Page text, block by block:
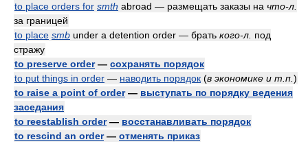
to place orders for smth abroad — размещать заказы на что-л.
за границей
to place smb under a detention order — брать кого-л. под
стражу
to preserve order— сохранять порядок
to put things in order — наводить порядок (в экономике и т.п. )
to raise a point of order— выступать по порядку ведения
заседания
to reestablish order— восстанавливать порядок
to rescind an order— отменять приказ